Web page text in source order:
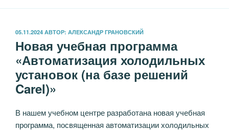
ОПУБЛИКОВАНО
05.11.2024 АВТОР: АЛЕКСАНДР ГРАНОВСКИЙ
Новая учебная программа
«Автоматизация холодильных
установок (на базе решений
Carel)»
В нашем учебном центре разработана новая учебная
программа, посвященная автоматизации холодильных